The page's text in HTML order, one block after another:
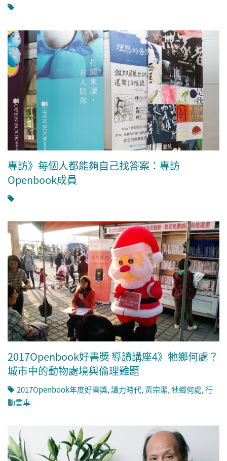
專訪》每個人都能夠自己找答案：專訪
Openbook成員
2017Openbook好書獎 導讀講座4》牠鄉何處？
城市中的動物處境與倫理難題
2017Openbook年度好書獎,讀力時代,黃宗潔,牠鄉何處,行
動書車